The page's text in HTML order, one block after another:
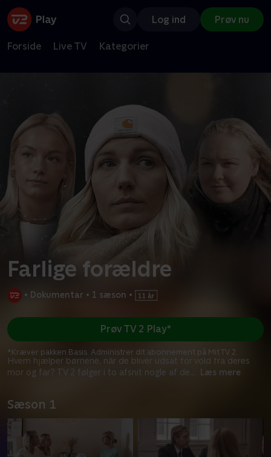
Log ind Prøv nu
Forside Live TV Kategorier
Farlige forældre
• Dokumentar • 1 sæson •
Hvem hjælper børnene, når de bliver udsat for vold fra deres
mor og far? TV 2 følger i to afsnit nogle af de
Læs mere
Prøv TV 2 Play*
*Kræver pakken Basis. Administrer dit abonnement på Mit TV 2.
Sæson 1